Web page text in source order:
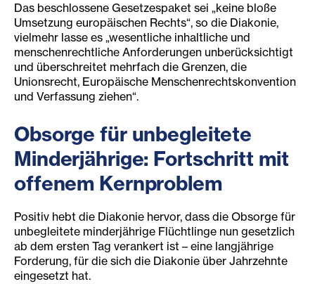
Das beschlossene Gesetzespaket sei „keine bloße
Umsetzung europäischen Rechts“, so die Diakonie,
vielmehr lasse es „wesentliche inhaltliche und
menschenrechtliche Anforderungen unberücksichtigt
und überschreitet mehrfach die Grenzen, die
Unionsrecht, Europäische Menschenrechtskonvention
und Verfassung ziehen“.
Obsorge für unbegleitete
Minderjährige: Fortschritt mit
offenem Kernproblem
Positiv hebt die Diakonie hervor, dass die Obsorge für
unbegleitete minderjährige Flüchtlinge nun gesetzlich
ab dem ersten Tag verankert ist – eine langjährige
Forderung, für die sich die Diakonie über Jahrzehnte
eingesetzt hat.